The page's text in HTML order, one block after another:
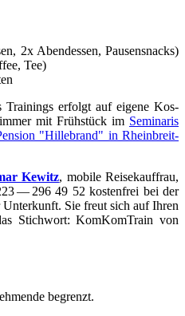
2x Abend­essen, Pau­sen­s­nacks)
Tee)
Trai­nings erfolgt auf eige­ne Kos­
mit Früh­stück im Semi­na­ris
"Hil­le­brand" in Rhein­breit­
Kewitz, mobi­le Rei­se­kauf­frau,
— 296 49 52 kos­ten­frei bei der
Sie freut sich auf Ihren
Stich­wort: Kom­Kom­Train von
begrenzt.